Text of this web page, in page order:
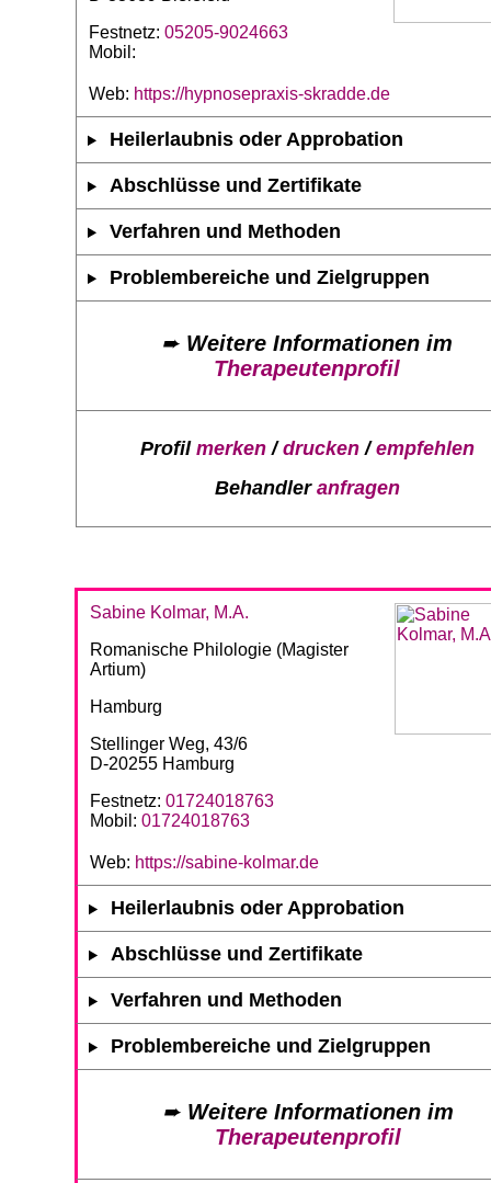
Festnetz: 05205-9024663
Mobil:
Web: https://hypnosepraxis-skradde.de
Heilerlaubnis oder Approbation
Abschlüsse und Zertifikate
Verfahren und Methoden
Problembereiche und Zielgruppen
➨ Weitere Informationen im
Therapeutenprofil
Profil merken/drucken/empfehlen
Behandler anfragen
Sabine Kolmar, M.A.
Romanische Philologie (Magister
Artium)
Hamburg
Stellinger Weg, 43/6
D-20255 Hamburg
Festnetz: 01724018763
Mobil: 01724018763
Web: https://sabine-kolmar.de
Heilerlaubnis oder Approbation
Abschlüsse und Zertifikate
Verfahren und Methoden
Problembereiche und Zielgruppen
➨ Weitere Informationen im
Therapeutenprofil